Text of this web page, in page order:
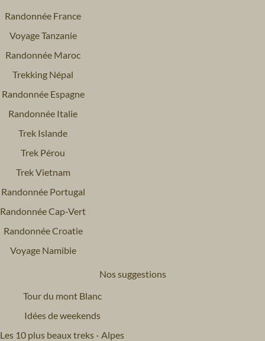
Randonnée France
Voyage Tanzanie
Randonnée Maroc
Trekking Népal
Randonnée Espagne
Randonnée Italie
Trek Islande
Trek Pérou
Trek Vietnam
Randonnée Portugal
Randonnée Cap-Vert
Randonnée Croatie
Voyage Namibie
Nos suggestions
Tour du mont Blanc
Idées de weekends
Les 10 plus beaux treks - Alpes